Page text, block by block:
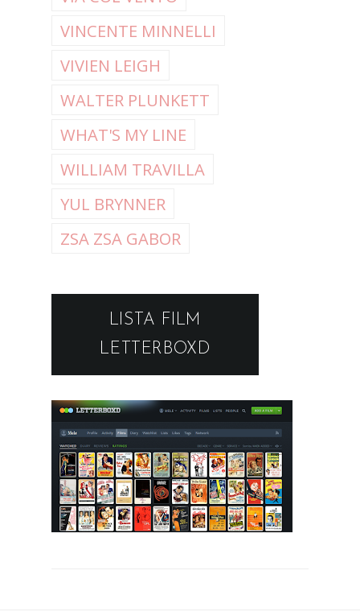
VINCENTE MINNELLI
VIVIEN LEIGH
WALTER PLUNKETT
WHAT'S MY LINE
WILLIAM TRAVILLA
YUL BRYNNER
ZSA ZSA GABOR
LISTA FILM
LETTERBOXD